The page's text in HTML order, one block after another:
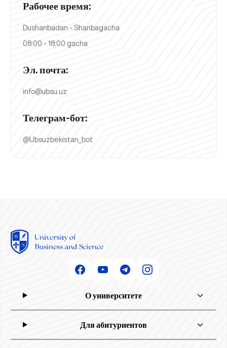
Рабочее время:
Dushanbadan - Shanbagacha
08:00 - 18:00 gacha
Эл. почта:
info@ubsu.uz
Телеграм-бот:
@Ubsuzbekistan_bot
О университете
Для абитуриентов